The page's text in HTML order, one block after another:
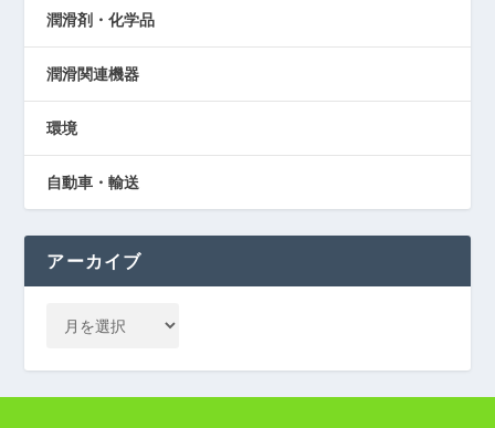
潤滑剤・化学品
潤滑関連機器
環境
自動車・輸送
アーカイブ